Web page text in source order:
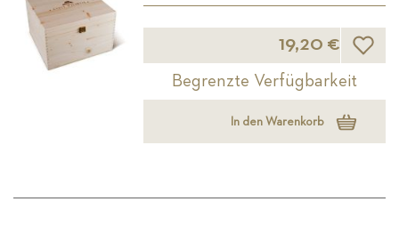
19,20 €
Begrenzte Verfügbarkeit
In den Warenkorb